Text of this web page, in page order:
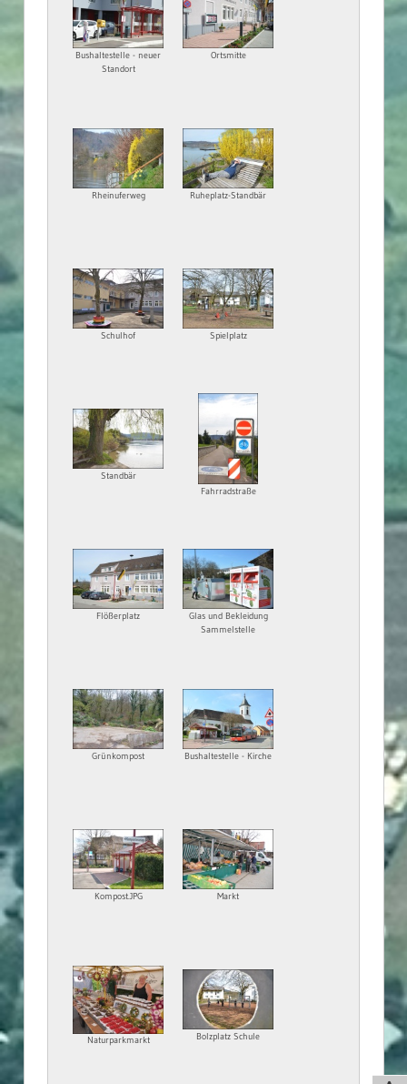
Bushaltestelle - neuer
Standort
Ortsmitte
Rheinuferweg Ruheplatz-Standbär
Schulhof Spielplatz
Standbär
Fahrradstraße
Flößerplatz
Glas und Bekleidung
Sammelstelle
Grünkompost Bushaltestelle - Kirche
Kompost.JPG Markt
Naturparkmarkt Bolzplatz Schule